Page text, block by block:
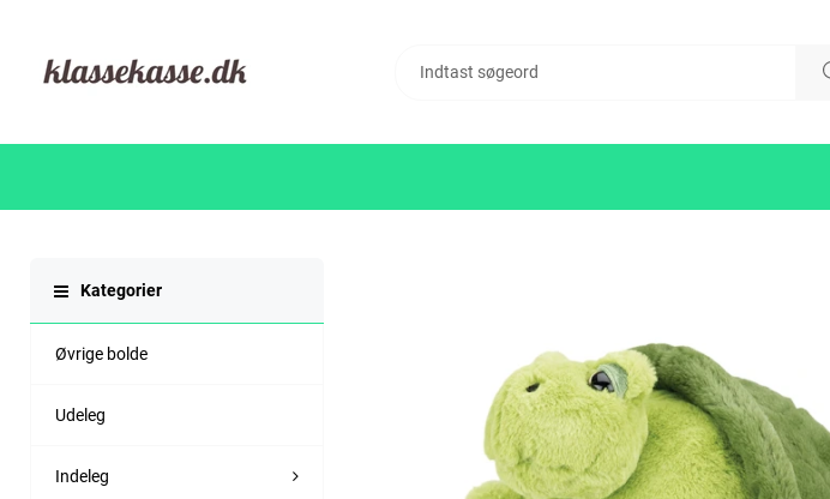
Kategorier
Øvrige bolde
Udeleg
Indeleg